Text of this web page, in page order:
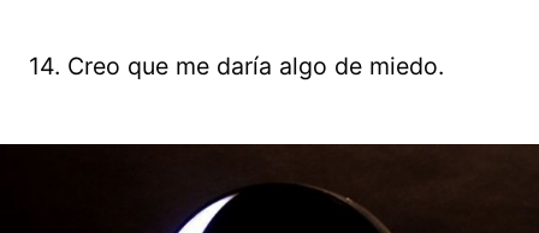
14. Creo que me daría algo de miedo.